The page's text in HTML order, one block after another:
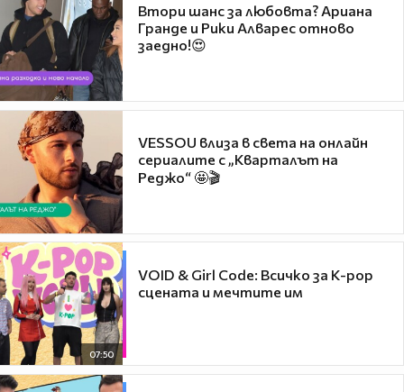
Втори шанс за любовта? Ариана
Гранде и Рики Алварес отново
заедно!😍
VESSOU влиза в света на онлайн
сериалите с „Кварталът на
Реджо“ 🤩🎬
07:50
VOID & Girl Code: Всичко за K-pop
сцената и мечтите им